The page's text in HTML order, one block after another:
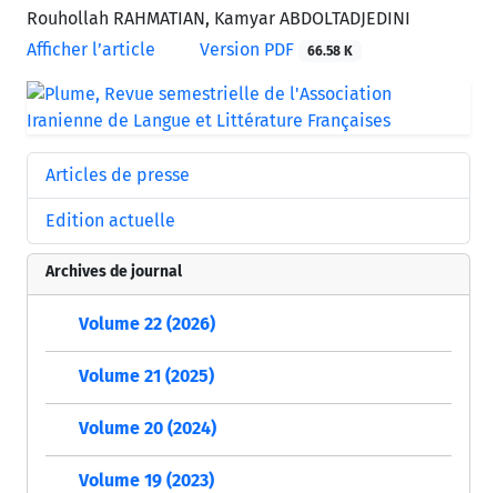
Rouhollah RAHMATIAN, Kamyar ABDOLTADJEDINI
Afficher l’article
Version PDF 66.58 K
Articles de presse
Edition actuelle
Archives de journal
Volume 22 (2026)
Volume 21 (2025)
Volume 20 (2024)
Volume 19 (2023)